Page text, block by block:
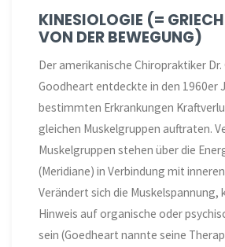
KINESIOLOGIE (=
VON DER BEWEGUNG)
Der amerikanische Chiropraktiker Dr.
Goodheart entdeckte in den 1960er
bestimmten Erkrankungen
gleichen Muskelgruppen auftraten.
Muskelgruppen stehen über die
(Meridiane) in Verbindung mit
Verändert sich die Muskelspannung,
Hinweis auf organische oder
sein (Goedheart nannte seine